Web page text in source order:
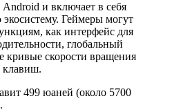
и включает в себя
Геймеры могут
как интерфейс для
глобальный
кривые скорости вращения
клавиш.
499 юаней (около 5700